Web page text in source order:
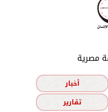
مصرية
أخبار
تقارير